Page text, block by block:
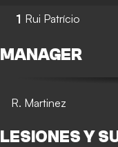
1 Rui Patrício
MANAGER
R. Martinez
LESIONES Y